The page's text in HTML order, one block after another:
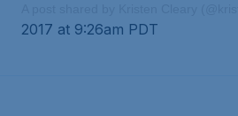
2017 at 9:26am PDT